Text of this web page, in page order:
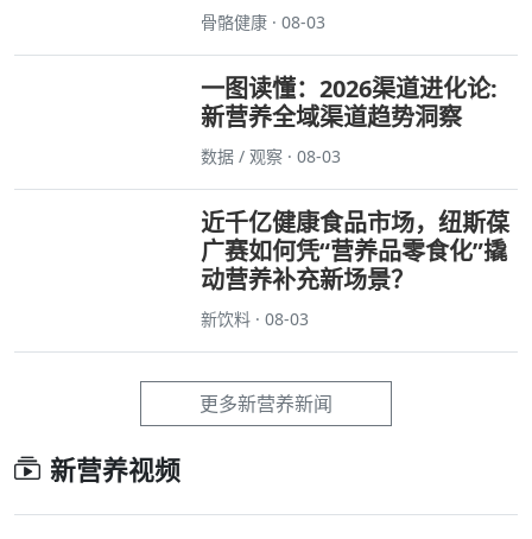
骨骼健康 · 08-03
一图读懂：2026渠道进化论:
新营养全域渠道趋势洞察
数据 / 观察 · 08-03
近千亿健康食品市场，纽斯葆
广赛如何凭“营养品零食化”撬
动营养补充新场景？
新饮料 · 08-03
更多新营养新闻
新营养视频